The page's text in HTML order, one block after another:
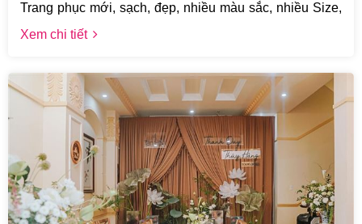
Trang phục mới, sạch, đẹp, nhiều màu sắc, nhiều Size,
có size ngoại cỡ, đáp ứng mọi nhu cầu của khách
Xem chi tiết